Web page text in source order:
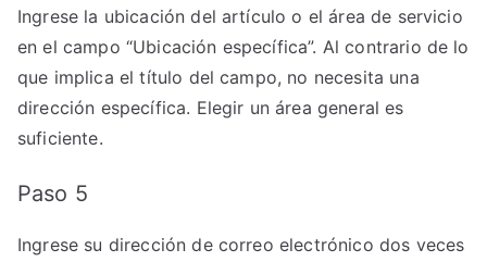
Ingrese la ubicación del artículo o el área de servicio
en el campo “Ubicación específica”. Al contrario de lo
que implica el título del campo, no necesita una
dirección específica. Elegir un área general es
suficiente.
Paso 5
Ingrese su dirección de correo electrónico dos veces